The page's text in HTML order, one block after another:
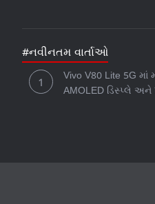
#નવીનતમ વાર્તાઓ
Vivo V80 Lite 5G
AMOLED ડિસ્પ્લે અને